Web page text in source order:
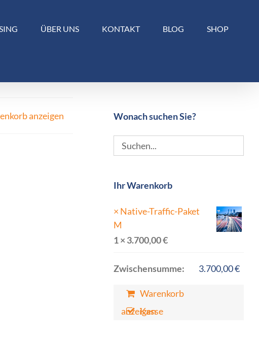
ÜBER UNS KONTAKT BLOG SHOP
anzeigen Wonach suchen Sie?
Ihr Warenkorb
× Native-Traffic-Paket
M
1 × 3.700,00€
Zwischensumme: 3.700,00€
Warenkorb
anzeigen
Kasse